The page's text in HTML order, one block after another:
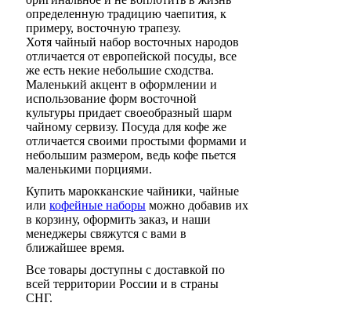
определенную традицию чаепития, к
примеру, восточную трапезу.
Хотя чайный набор восточных народов
отличается от европейской посуды, все
же есть некие небольшие сходства.
Маленький акцент в оформлении и
использование форм восточной
культуры придает своеобразный шарм
чайному сервизу. Посуда для кофе же
отличается своими простыми формами и
небольшим размером, ведь кофе пьется
маленькими порциями.
Купить марокканские чайники, чайные
или кофейные наборы можно добавив их
в корзину, оформить заказ, и наши
менеджеры свяжутся с вами в
ближайшее время.
Все товары доступны с доставкой по
всей территории России и в страны
СНГ.